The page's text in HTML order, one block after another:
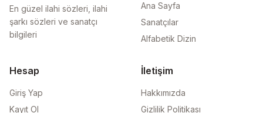
En güzel ilahi sözleri, ilahi
şarkı sözleri ve sanatçı
bilgileri
Ana Sayfa
Sanatçılar
Alfabetik Dizin
Hesap
Giriş Yap
Kayıt Ol
İletişim
Hakkımızda
Gizlilik Politikası